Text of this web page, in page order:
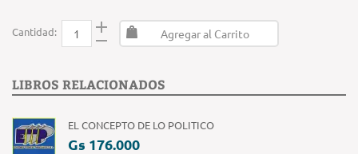
Cantidad: Agregar al Carrito
LIBROS RELACIONADOS
EL CONCEPTO DE LO POLITICO
Gs 176.000